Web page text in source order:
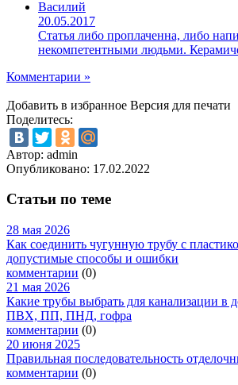
Василий
20.05.2017
Статья либо проплаченна, либо
некомпетентными людьми.
Комментарии »
Добавить в избранное Версия для печати
Поделитесь:
Автор: admin
Опубликовано: 17.02.2022
Статьи по теме
28 мая 2026
Как соединить чугунную трубу с
допустимые способы и ошибки
комментарии (0)
21 мая 2026
Какие трубы выбрать для канализации в
ПВХ, ПП, ПНД, гофра
комментарии (0)
20 июня 2025
Правильная последовательность
комментарии (0)